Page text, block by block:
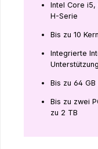
Intel Core
H-Serie
Bis zu 10
Integrierte
Bis zu 64 GB
Bis zu zwei
zu 2 TB